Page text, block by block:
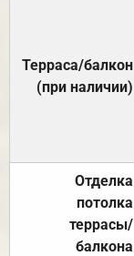
Терраса/балкон
(при наличии)
Отделка
потолка
террасы/
балкона